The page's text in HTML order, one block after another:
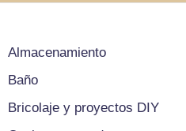
Almacenamiento
Baño
Bricolaje y proyectos DIY